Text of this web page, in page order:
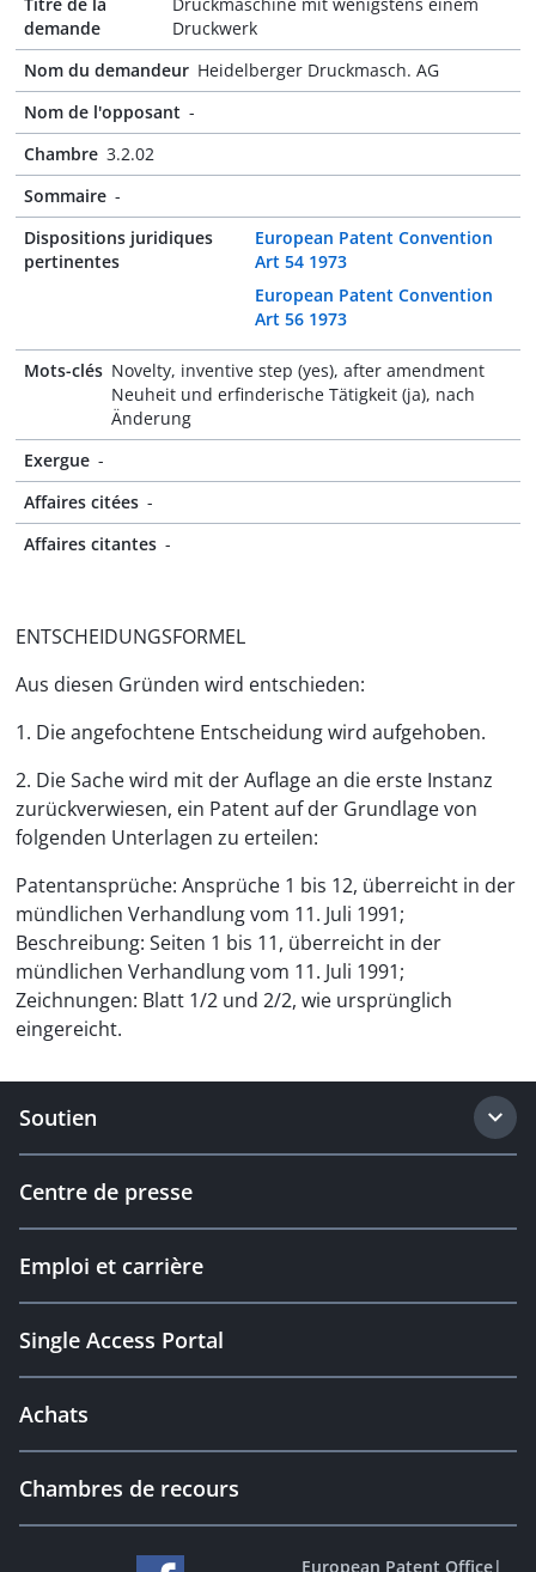
demande
Druckwerk
Nom du demandeur Heidelberger Druckmasch. AG
Nom de l'opposant -
Chambre 3.2.02
Sommaire -
Dispositions juridiques
pertinentes
European Patent Convention
Art 54 1973
European Patent Convention
Art 56 1973
Mots-clés Novelty, inventive step (yes), after amendment
Neuheit und erfinderische Tätigkeit (ja), nach
Änderung
Exergue -
Affaires citées -
Affaires citantes -
ENTSCHEIDUNGSFORMEL
Aus diesen Gründen wird entschieden:
1. Die angefochtene Entscheidung wird aufgehoben.
2. Die Sache wird mit der Auflage an die erste Instanz
zurückverwiesen, ein Patent auf der Grundlage von
folgenden Unterlagen zu erteilen:
Patentansprüche: Ansprüche 1 bis 12, überreicht in der
mündlichen Verhandlung vom 11. Juli 1991;
Beschreibung: Seiten 1 bis 11, überreicht in der
mündlichen Verhandlung vom 11. Juli 1991;
Zeichnungen: Blatt 1/2 und 2/2, wie ursprünglich
eingereicht.
Soutien
Centre de presse
Emploi et carrière
Single Access Portal
Achats
Chambres de recours
European Patent Office|